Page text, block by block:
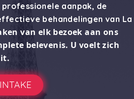
aanpak, de
behandelingen van La
van elk bezoek aan ons
belevenis. U voelt zich